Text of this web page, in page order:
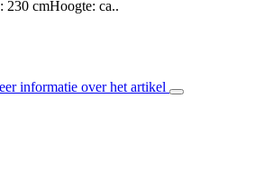
230 cmHoogte: ca..
informatie over het artikel